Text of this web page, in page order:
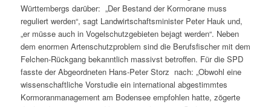
Württembergs darüber: „Der Bestand der Kormorane muss
reguliert werden“, sagt Landwirtschaftsminister Peter Hauk und,
„er müsse auch in Vogelschutzgebieten bejagt werden“. Neben
dem enormen Artenschutzproblem sind die Berufsfischer mit dem
Felchen-Rückgang bekanntlich massivst betroffen. Für die SPD
fasste der Abgeordneten Hans-Peter Storz nach: „Obwohl eine
wissenschaftliche Vorstudie ein international abgestimmtes
Kormoranmanagement am Bodensee empfohlen hatte, zögerte